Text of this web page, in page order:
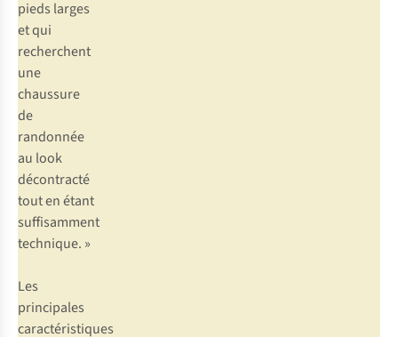
pieds larges
et qui
recherchent
une
chaussure
de
randonnée
au look
décontracté
tout en étant
suffisamment
technique. »
Les
principales
caractéristiques